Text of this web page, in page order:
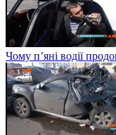
Чому п’яні водії